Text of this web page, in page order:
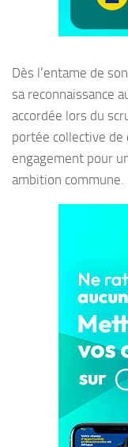
Dès l’entame de
sa reconnaissance
accordée lors du
portée collective de
engagement pour
ambition commune.